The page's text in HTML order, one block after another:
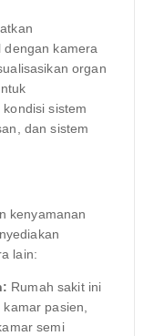
dengan kamera
organ
sistem
dan sistem
kenyamanan
lain:
Rumah sakit ini
pasien,
semi